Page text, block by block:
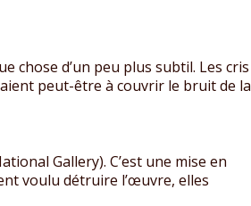
chose d’un peu plus subtil. Les cris
peut-être à couvrir le bruit de la
Gallery). C’est une mise en
voulu détruire l’œuvre, elles